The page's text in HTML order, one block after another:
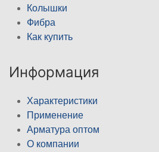
Колышки
Фибра
Как купить
Информация
Характеристики
Применение
Арматура оптом
О компании